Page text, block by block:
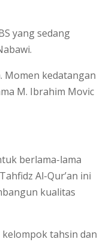
yang sedang
Momen kedatangan
M. Ibrahim Movic
berlama-lama
Al-Qur’an ini
kualitas
tahsin dan